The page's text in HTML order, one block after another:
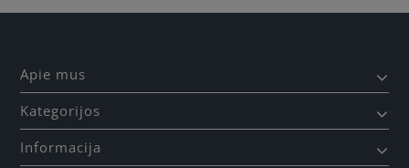
Apie mus
Kategorijos
Informacija